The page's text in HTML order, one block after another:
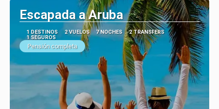
Escapada a Aruba
1 DESTINOS 2 VUELOS 7 NOCHES
2 TRANSFERS
1 SEGUROS
Pensión completa